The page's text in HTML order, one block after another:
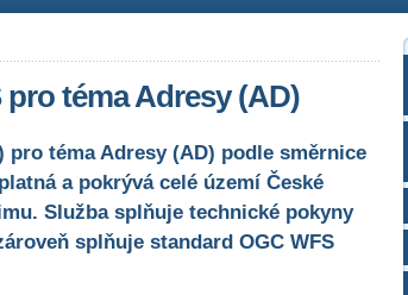
téma Adresy (AD)
téma Adresy (AD) podle směrnice
a pokrývá celé území České
Služba splňuje technické pokyny
splňuje standard OGC WFS